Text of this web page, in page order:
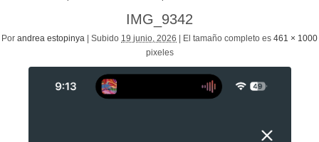
IMG_9342
Por andrea estopinya Subido 19 junio, 2026 El tamaño completo es 461 × 1000
pixeles